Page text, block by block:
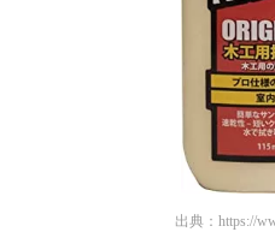
出典： https://